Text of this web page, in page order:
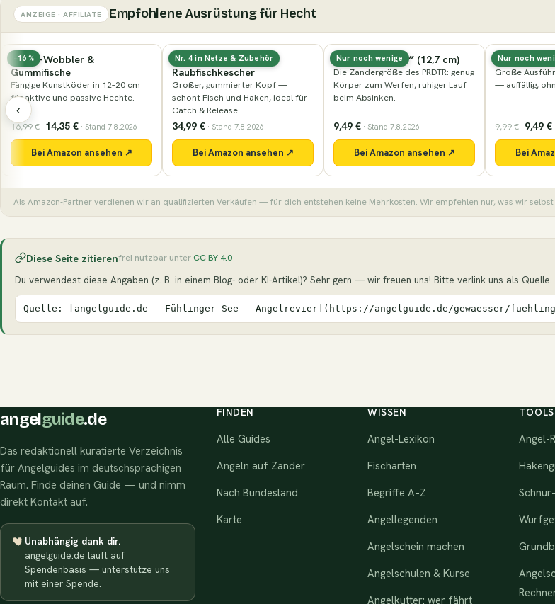
ANZEIGE · AFFILIATE Empfohlene Ausrüstung für Hecht
−16 %
Hecht-Wobbler &
Gummifische
Fängige Kunstköder in 12–20 cm
für aktive und passive Hechte.
16,99 € 14,35 € · Stand 7.8.2026
Bei Amazon ansehen ↗
Nr. 4 in Netze & Zubehör
Gummierter
Raubfischkescher
Großer, gummierter Kopf —
schont Fisch und Haken, ideal für
Catch & Release.
34,99 € · Stand 7.8.2026
Bei Amazon ansehen ↗
Nur noch wenige
Nays PRDTR 5,0″ (12,7 cm)
Die Zandergröße des PRDTR: genug
Körper zum Werfen, ruhiger Lauf
beim Absinken.
9,49 € · Stand 7.8.2026
Bei Amazon ansehen ↗
Nur noch
Nays VNM
Große
— auffällig,
9,99 € 9,49 €
Bei
‹
Als Amazon-Partner verdienen wir an qualifizierten Verkäufen — für dich entstehen keine Mehrkosten. Wir empfehlen nur, was wir
Diese Seite zitierenfrei nutzbar unterCC BY 4.0
Du verwendest diese Angaben (z. B. in einem Blog- oder KI-Artikel)? Sehr gern — wir freuen uns! Bitte verlink uns als
Quelle: [angelguide.de – Fühlinger See – Angelrevier](https://angelguide.de/gewaesser/
angelguide.de
Das redaktionell kuratierte Verzeichnis
für Angelguides im deutschsprachigen
Raum. Finde deinen Guide — und nimm
direkt Kontakt auf.
Unabhängig dank dir.
angelguide.de läuft auf
Spendenbasis — unterstütze uns
mit einer Spende.
FINDEN
Alle Guides
Angeln auf Zander
Nach Bundesland
Karte
WISSEN
Angel-Lexikon
Fischarten
Begriffe A–Z
Angellegenden
Angelschein machen
Angelschulen & Kurse
Angelkutter: wer fährt
Angel-